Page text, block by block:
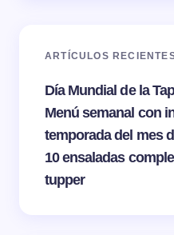
ARTÍCULOS
Día Mundial de la
Menú semanal con
temporada del mes
10 ensaladas
tupper